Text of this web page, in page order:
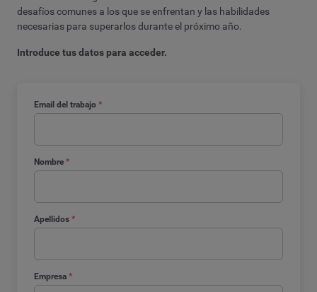
Email del trabajo *
Nombre *
Apellidos *
Empresa *
desafíos comunes a los que se enfrentan y las habilidades
necesarias para superarlos durante el próximo año.
Introduce tus datos para acceder.